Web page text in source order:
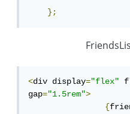
};
<div display="flex"
gap="1.5rem">
{